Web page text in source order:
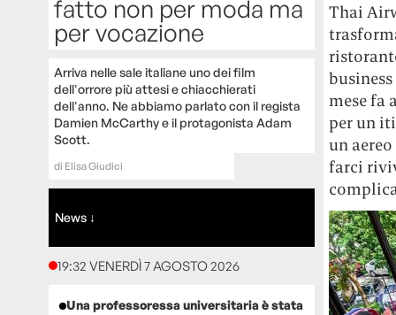
fatto non per moda ma
per vocazione
Arriva nelle sale italiane uno dei film
dell'orrore più attesi e chiacchierati
dell'anno. Ne abbiamo parlato con il regista
Damien McCarthy e il protagonista Adam
Scott.
di Elisa Giudici
News ↓
19:32 VENERDÌ 7 AGOSTO 2026
Una professoressa universitaria è stata
Thai
mese fa
per un
un
farci